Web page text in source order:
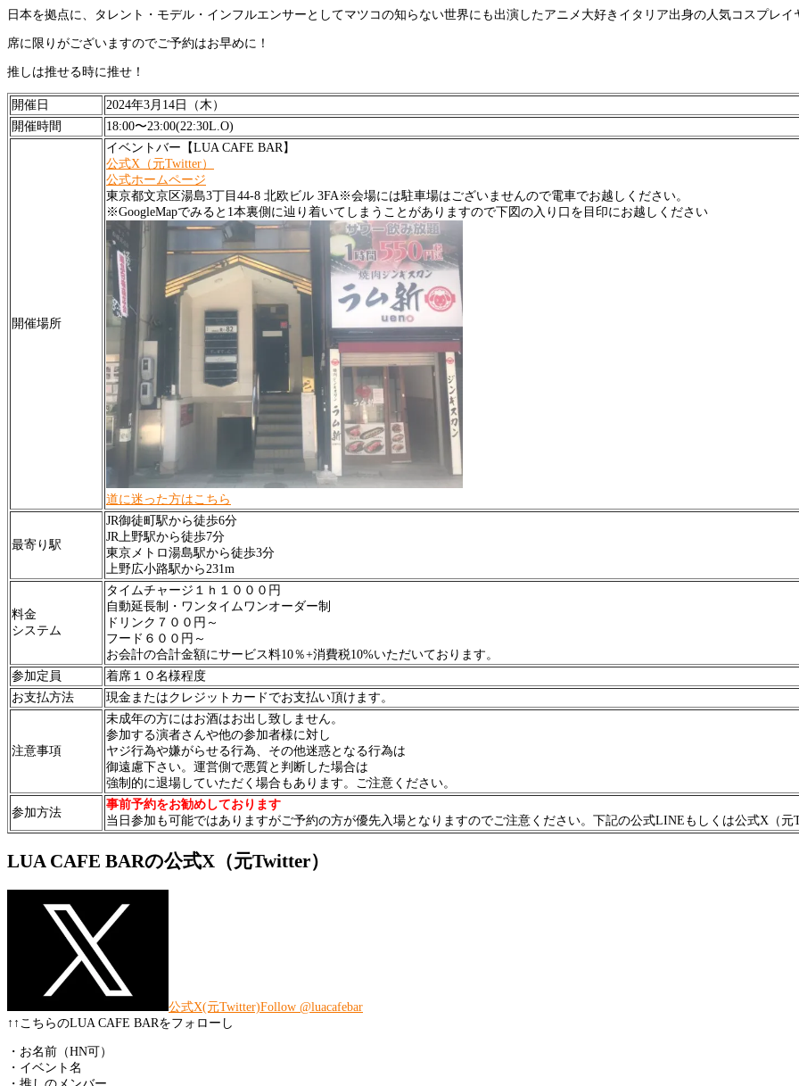
日本を拠点に、タレント・モデル・インフルエンサーとしてマツコの知らない世界にも出演したアニメ大好きイタリア出身の人気コスプレイ
席に限りがございますのでご予約はお早めに！
推しは推せる時に推せ！
開催日
2024年3月14日（木）
開催時間
18:00〜23:00(22:30L.O)
開催場所
イベントバー【LUA CAFE BAR】
公式X（元Twitter）
公式ホームページ
東京都文京区湯島3丁目44-8 北欧ビル 3FA※会場には駐車場はございませんので電車でお越しください。
※GoogleMapでみると1本裏側に辿り着いてしまうことがありますので下図の入り口を目印にお越しください
道に迷った方はこちら
最寄り駅
JR御徒町駅から徒歩6分
JR上野駅から徒歩7分
東京メトロ湯島駅から徒歩3分
上野広小路駅から231m
料金
システム
タイムチャージ１ｈ１０００円
自動延長制・ワンタイムワンオーダー制
ドリンク７００円～
フード６００円～
お会計の合計金額にサービス料10％+消費税10%いただいております。
参加定員
着席１０名様程度
お支払方法
現金またはクレジットカードでお支払い頂けます。
注意事項
未成年の方にはお酒はお出し致しません。
参加する演者さんや他の参加者様に対し
ヤジ行為や嫌がらせる行為、その他迷惑となる行為は
御遠慮下さい。運営側で悪質と判断した場合は
強制的に退場していただく場合もあります。ご注意ください。
参加方法
事前予約をお勧めしております
当日参加も可能ではありますがご予約の方が優先入場となりますのでご注意ください。下記の公式LINEもしくは公式X（
LUA CAFE BARの公式X（元Twitter）
公式X(元Twitter)Follow @luacafebar
↑↑こちらのLUA CAFE BARをフォローし
・お名前（HN可）
・イベント名